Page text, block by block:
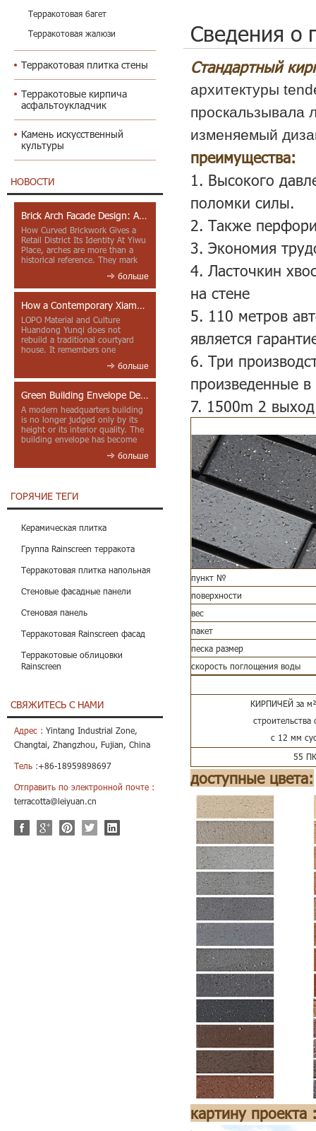
Терракотовая багет
Терракотовая жалюзи
Терракотовая плитка стены
Терракотовые кирпича
асфальтоукладчик
Камень искусственный
культуры
НОВОСТИ
Brick Arch Facade Design: A Closer Look at Yiwu Place
How Curved Brickwork Gives a
Retail District Its Identity At Yiwu
Place, arches are more than a
historical reference. They mark
больше
How a Contemporary Xiamen Project Reframes Minnan Red Brick
LOPO Material and Culture
Huandong Yunqi does not
rebuild a traditional courtyard
house. It remembers one
больше
Green Building Envelope Design: Clay Sunscreen Fins for Modern Headquarters Architecture
A modern headquarters building
is no longer judged only by its
height or its interior quality. The
building envelope has become
больше
ГОРЯЧИЕ ТЕГИ
Керамическая плитка
Группа Rainscreen терракота
Терракотовая плитка напольная
Стеновые фасадные панели
Стеновая панель
Терракотовая Rainscreen фасад
Терракотовые облицовки
Rainscreen
СВЯЖИТЕСЬ С НАМИ
Адрес : Yintang Industrial Zone,
Changtai, Zhangzhou, Fujian, China
Тель :+86-18959898697
Отправить по электронной почте :
terracotta@leiyuan.cn
Сведения о
Стандартный
архитектуры
проскальзывала
изменяемый
преимущества:
1. Высокого
поломки силы.
2. Также
3. Экономия
4. Ласточкин
на стене
5. 110 метров
является
6. Три
произведенные в
7. 1500m 2
пункт №
поверхности
вес
пакет
песка размер
скорость поглощения воды
КИРПИЧЕЙ за
с 12 мм
55 ПК
доступные цвета:
картину проекта